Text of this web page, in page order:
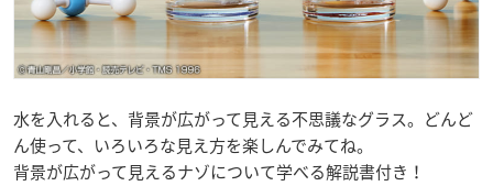
水を入れると、背景が広がって見える不思議なグラス。どんど
ん使って、いろいろな見え方を楽しんでみてね。
背景が広がって見えるナゾについて学べる解説書付き！